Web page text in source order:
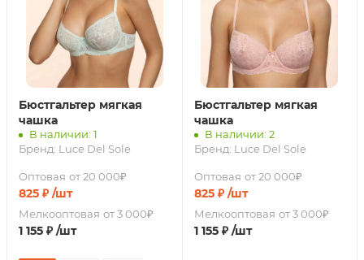
Бюстгальтер мягкая
чашка
В наличии: 1
Бренд: Luce Del Sole
Оптовая от 20 000₽
825 ₽ /шт
Мелкооптовая от 3 000₽
1 155 ₽ /шт
Бюстгальтер мягкая
чашка
В наличии: 2
Бренд: Luce Del Sole
Оптовая от 20 000₽
825₽ /шт
Мелкооптовая от 3 000₽
1 155₽ /шт